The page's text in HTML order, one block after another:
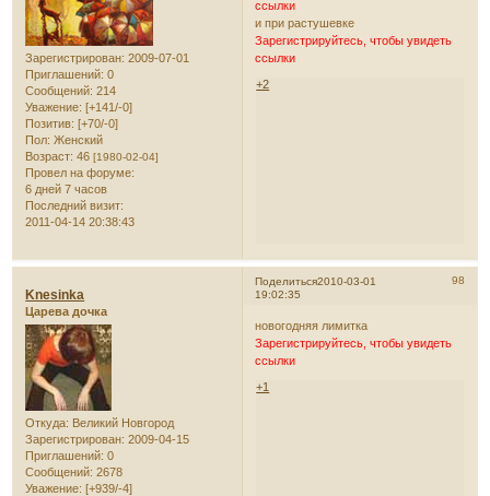
Зарегистрирован: 2009-07-01
Приглашений: 0
Сообщений: 214
Уважение: [+141/-0]
Позитив: [+70/-0]
Пол: Женский
Возраст: 46[1980-02-04]
Провел на форуме:
6 дней 7 часов
Последний визит:
2011-04-14 20:38:43
ссылки
и при растушевке
Зарегистрируйтесь, чтобы увидеть
ссылки
+2
Поделиться 98
2010-03-01
19:02:35
Knesinka
Царева дочка
Откуда: Великий Новгород
Зарегистрирован: 2009-04-15
Приглашений: 0
Сообщений: 2678
Уважение: [+939/-4]
новогодняя лимитка
Зарегистрируйтесь, чтобы увидеть
ссылки
+1